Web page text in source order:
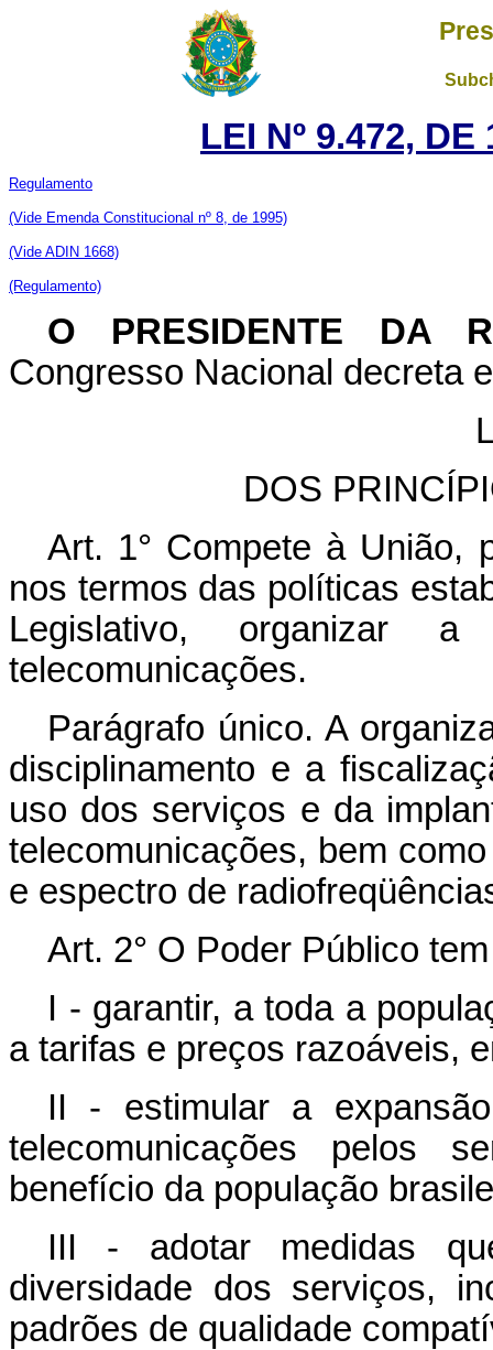
LEI Nº 9.472,
Regulamento
(Vide Emenda Constitucional nº 8, de 1995)
(Vide ADIN 1668)
(Regulamento)
O PRESIDENTE DA
Congresso Nacional decreta
DOS
Art. 1° Compete à União,
nos termos das políticas
Legislativo, organizar
telecomunicações.
Parágrafo único. A
disciplinamento e a
uso dos serviços e da
telecomunicações, bem
e espectro de
Art. 2° O Poder Público
I - garantir, a toda a
a tarifas e preços razoáveis,
II - estimular a
telecomunicações pelos
benefício da população
III - adotar medidas
diversidade dos serviços,
padrões de qualidade